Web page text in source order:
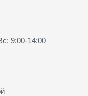
9:00-14:00